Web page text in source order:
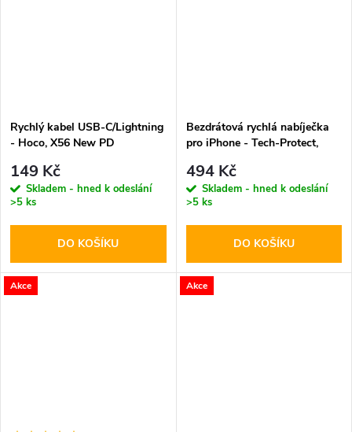
Rychlý kabel USB-C/Lightning
- Hoco, X56 New PD
149 Kč
Skladem - hned k odeslání
>5 ks
DO KOŠÍKU
Bezdrátová rychlá nabíječka
pro iPhone - Tech-Protect,
Wireless Charger White
494 Kč
Skladem - hned k odeslání
>5 ks
DO KOŠÍKU
Akce Akce